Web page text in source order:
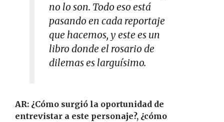
no lo son. Todo eso está
pasando en cada reportaje
que hacemos, y este es un
libro donde el rosario de
dilemas es larguísimo.
AR: ¿Cómo surgió la oportunidad de
entrevistar a este personaje?, ¿cómo